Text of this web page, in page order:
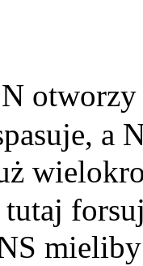
otworzy
a
tutaj